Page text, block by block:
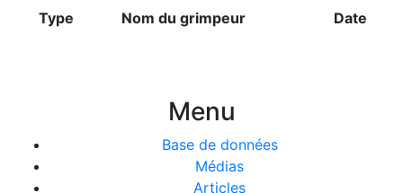
Type Nom du grimpeur Date
Menu
Base de données
Médias
Articles